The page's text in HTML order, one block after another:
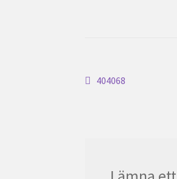
Föregående
404068